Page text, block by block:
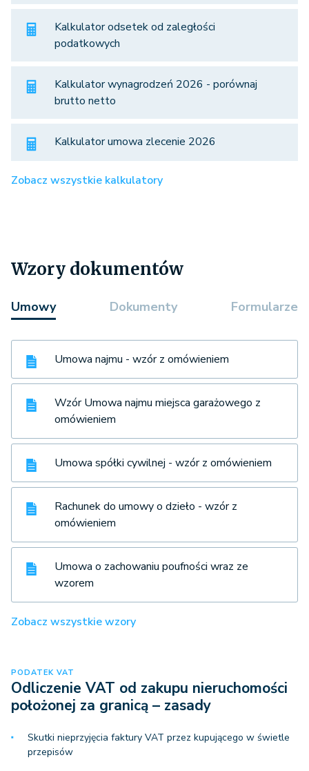
Kalkulator odsetek od zaległości
podatkowych
Kalkulator wynagrodzeń 2026 - porównaj
brutto netto
Kalkulator umowa zlecenie 2026
Zobacz wszystkie kalkulatory
Wzory dokumentów
Umowy Dokumenty Formularze
Umowa najmu - wzór z omówieniem
Wzór Umowa najmu miejsca garażowego z
omówieniem
Umowa spółki cywilnej - wzór z omówieniem
Rachunek do umowy o dzieło - wzór z
omówieniem
Umowa o zachowaniu poufności wraz ze
wzorem
Zobacz wszystkie wzory
PODATEK VAT
Odliczenie VAT od zakupu nieruchomości
położonej za granicą – zasady
Skutki nieprzyjęcia faktury VAT przez kupującego w świetle
przepisów